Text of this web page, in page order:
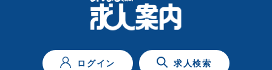
ログイン 求人検索